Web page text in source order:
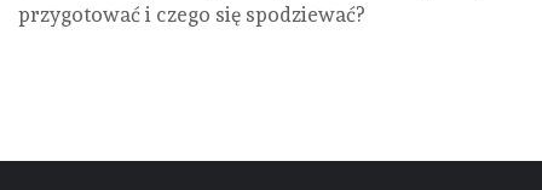
przygotować i czego się spodziewać?